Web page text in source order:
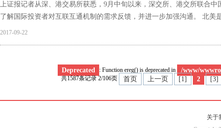
上证报记者从深、港交易所获悉，9月中旬以来，深交所、港交所联合
了解国际投资者对互联互通机制的需求反馈，并进一步加强沟通。 北美
2017-09-22
Deprecated : Function ereg() is deprecated in /www/
共1587条记录 2/106页 首页 上一页 [1] 2 [3]
关于